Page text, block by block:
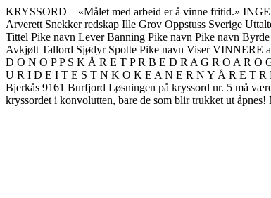
KRYSSORD «Målet med arbeid er å vinne fritid.»
Arverett Snekker redskap Ille Grov Oppstuss Sverige
Tittel Pike navn Lever Banning Pike navn Pike navn
Avkjølt Tallord Sjødyr Spotte Pike navn Viser
D O N O P P S K Å R E T P R B E D R A G R O A R
U R I D E I T E S T N K O K E A N E R N Y Å R E T R
Bjerkås 9161 Burfjord Løsningen på kryssord nr. 5 må
kryssordet i konvolutten, bare de som blir trukket ut